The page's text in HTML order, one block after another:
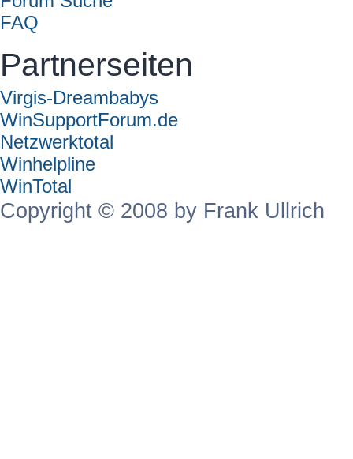
FAQ
Partnerseiten
Virgis-Dreambabys
WinSupportForum.de
Netzwerktotal
Winhelpline
WinTotal
Copyright © 2008 by Frank Ullrich